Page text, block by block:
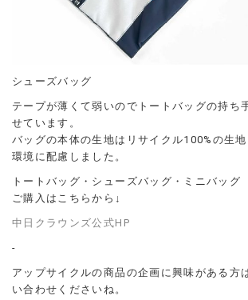
シューズバッグ
テープが薄くて弱いのでトートバッグの持ち
せています。
バッグの本体の生地はリサイクル100%の生地
環境に配慮しました。
トートバッグ・シューズバッグ・ミニバッグ
ご購入はこちらから↓
中日クラウンズ公式HP
-
アップサイクルの商品の企画に興味がある方
い合わせくださいね。